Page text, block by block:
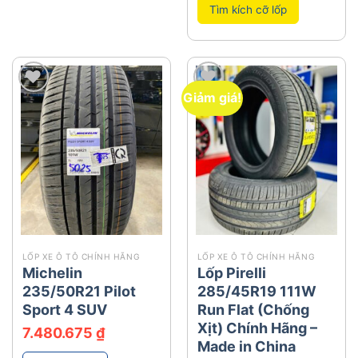
Tìm kích cỡ lốp
add
LỐP XE Ô TÔ CHÍNH HÃNG
Michelin
235/50R21 Pilot
Sport 4 SUV
7.480.675 ₫
Giảm giá!
add
LỐP XE Ô TÔ CHÍNH HÃNG
Lốp Pirelli
285/45R19 111W
Run Flat (Chống
Xịt) Chính Hãng –
Made in China